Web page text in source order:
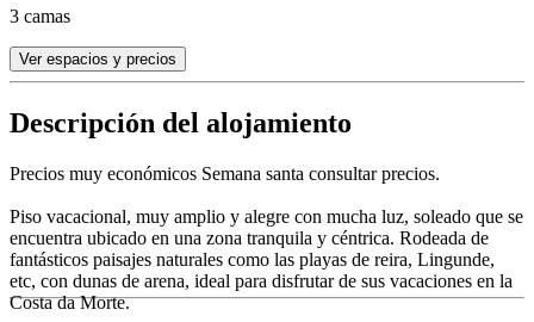
3 camas
Ver espacios y precios
Descripción del alojamiento
Precios muy económicos Semana santa consultar precios.
Piso vacacional, muy amplio y alegre con mucha luz, soleado que se
encuentra ubicado en una zona tranquila y céntrica. Rodeada de
fantásticos paisajes naturales como las playas de reira, Lingunde,
etc, con dunas de arena, ideal para disfrutar de sus vacaciones en la
Costa da Morte.